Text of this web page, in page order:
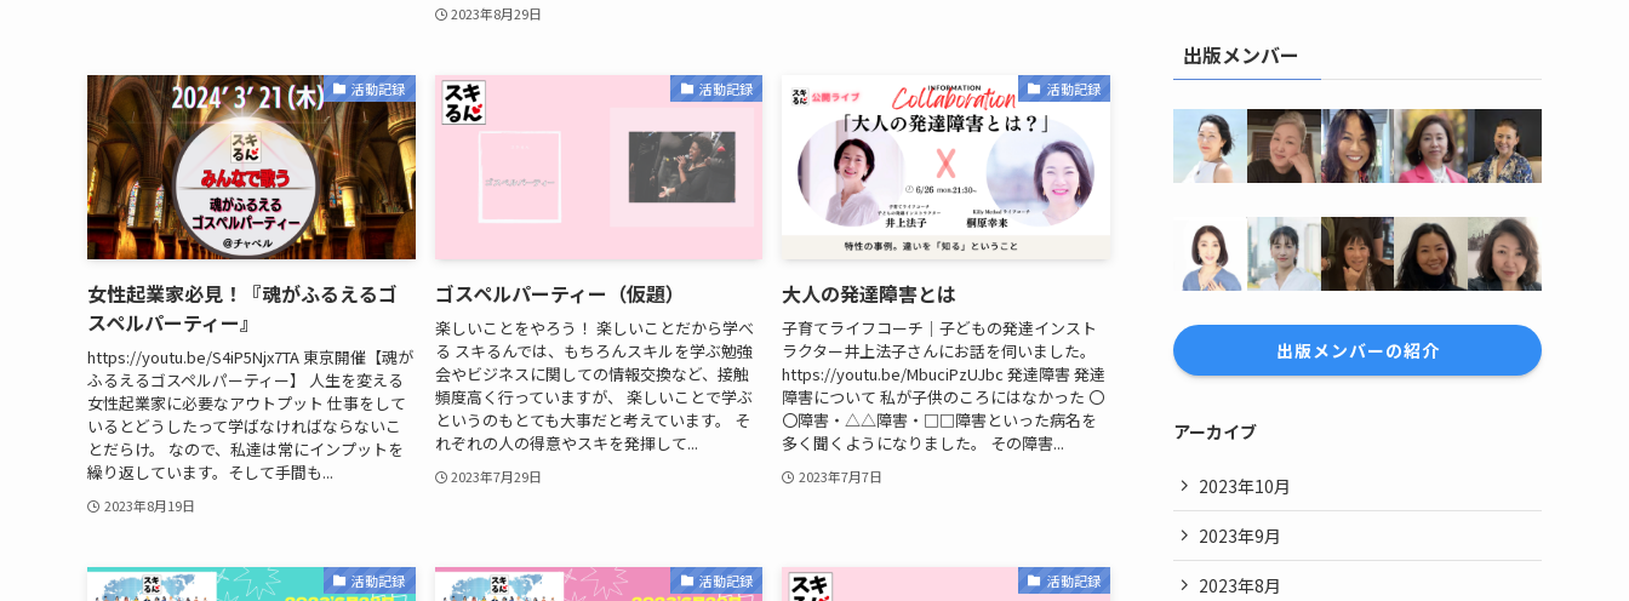
2023年8月29日
活動記録
女性起業家必見！『魂がふるえるゴ
スペルパーティー』
https://youtu.be/S4iP5Njx7TA 東京開催【魂が
ふるえるゴスペルパーティー】 人生を変える
女性起業家に必要なアウトプット 仕事をして
いるとどうしたって学ばなければならないこ
とだらけ。 なので、私達は常にインプットを
繰り返しています。そして手間も...
2023年8月19日
活動記録
ゴスペルパーティー（仮題）
楽しいことをやろう！ 楽しいことだから学べ
る スキるんでは、もちろんスキルを学ぶ勉強
会やビジネスに関しての情報交換など、接触
頻度高く行っていますが、 楽しいことで学ぶ
というのもとても大事だと考えています。 そ
れぞれの人の得意やスキを発揮して...
2023年7月29日
活動記録
大人の発達障害とは
子育てライフコーチ｜子どもの発達インスト
ラクター井上法子さんにお話を伺いました。
https://youtu.be/MbuciPzUJbc 発達障害 発達
障害について 私が子供のころにはなかった 〇
〇障害・△△障害・□□障害といった病名を
多く聞くようになりました。 その障害...
2023年7月7日
活動記録 活動記録 活動記録
出版メンバー
出版メンバーの紹介
アーカイブ
2023年10月
2023年9月
2023年8月